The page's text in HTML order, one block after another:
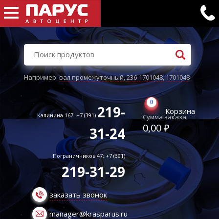
Например:вал промежуточный,236-1701048,1701048
Калинина 167: +7 (391) 219-
31-24
Пограничников 47: +7 (391)
219-31-29
заказать звонок
manager@krasparus.ru
0
Корзина
Сумма заказа:
0,00 ₽